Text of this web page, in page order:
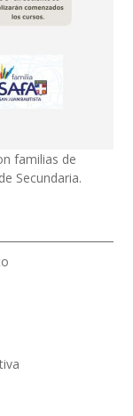
familias de
Secundaria.